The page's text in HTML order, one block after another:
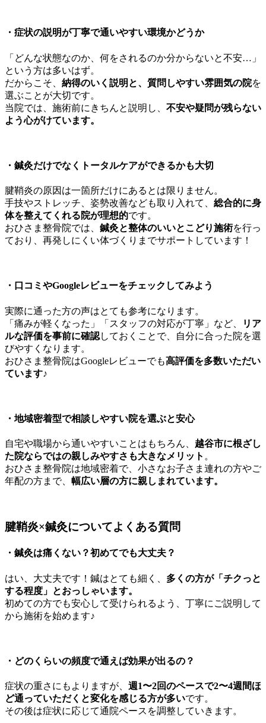
・ 症状の説明が丁寧で通いやすい環境かどうか
「どんな状態なのか、何をされるのか分からないと不安…」
という方は多いはず。
だからこそ、 納得のいく説明と、質問しやすい雰囲気の院を
選ぶことが大切です。
当院では、施術前にきちんと説明し、 不安や疑問が残らない
よう心がけています。
・ 鍼灸だけでなくトータルケアができるかも大切
腱鞘炎の原因は一箇所だけにあるとは限りません。
手技やストレッチ、姿勢改善なども取り入れて、 総合的に身
体を整えてくれる院が理想的です。
おひさま整骨院では、 鍼灸と整体のいいとこどり施術を行っ
ており、再発しにくい体づくりまでサポートしています！
・ 口コミやGoogleレビューをチェックしてみよう
実際に通った方の声はとても参考になります。
「痛みが軽くなった」「スタッフの対応が丁寧」など、
リア
ルな評価を事前に確認しておくことで、自分に合った院を選
びやすくなります。
おひさま整骨院はGoogleレビューでも高評価を多数いただい
ています♪
・ 地域密着型で相談しやすい院を選ぶと安心
自宅や職場から通いやすいことはもちろん、 越谷市に根ざし
た院ならではの親しみやすさも大きなメリット 。
おひさま整骨院は地域密着で、小さなお子さま連れの方やご
年配の方まで、 幅広い層の方に親しまれています。
腱鞘炎×鍼灸についてよくある質問
・ 鍼灸は痛くない？初めてでも大丈夫？
はい、大丈夫です！鍼はとても細く、 多くの方が「チクっと
する程度」とおっしゃいます。
初めての方でも安心して受けられるよう、丁寧にご説明して
から施術を始めます♪
・ どのくらいの頻度で通えば効果が出るの？
症状の重さにもよりますが、 週1〜2回のペースで2〜4週間ほ
ど通っていただくと変化を感じる方が多いです。
その後は症状に応じて通院ペースを調整していきます。